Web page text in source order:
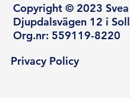
Copyright © 2023
Djupdalsvägen 12 i
Org.nr: 559119-8220
Privacy Policy